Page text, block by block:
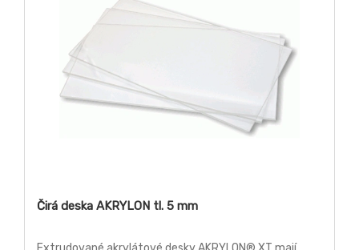
Čirá deska AKRYLON tl. 5 mm